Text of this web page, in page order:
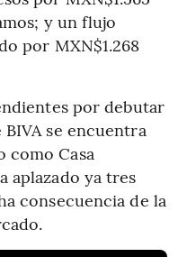
y un flujo
por MXN$1.268
por debutar
se encuentra
como Casa
aplazado ya tres
consecuencia de la